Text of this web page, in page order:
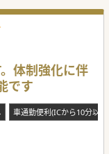
体制強化に伴
です
車通勤便利(ICから10分以内)